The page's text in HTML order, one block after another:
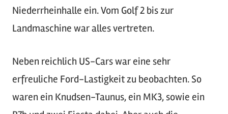
Niederrheinhalle ein. Vom Golf 2 bis zur
Landmaschine war alles vertreten.
Neben reichlich US-Cars war eine sehr
erfreuliche Ford-Lastigkeit zu beobachten. So
waren ein Knudsen-Taunus, ein MK3, sowie ein